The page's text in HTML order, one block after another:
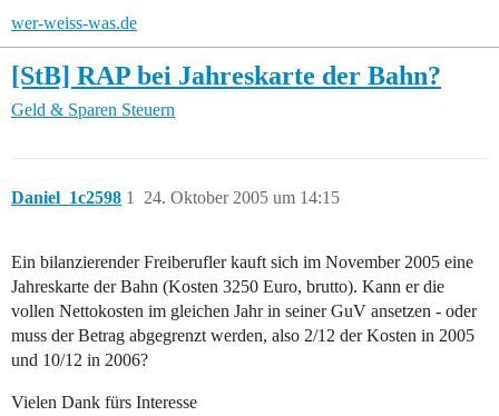
wer-weiss-was.de
[StB] RAP bei Jahreskarte der Bahn?
Geld & Sparen Steuern
Daniel_1c2598 24. Oktober 2005 um 14:15
1
Ein bilanzierender Freiberufler kauft sich im November 2005 eine
Jahreskarte der Bahn (Kosten 3250 Euro, brutto). Kann er die
vollen Nettokosten im gleichen Jahr in seiner GuV ansetzen - oder
muss der Betrag abgegrenzt werden, also 2/12 der Kosten in 2005
und 10/12 in 2006?
Vielen Dank fürs Interesse